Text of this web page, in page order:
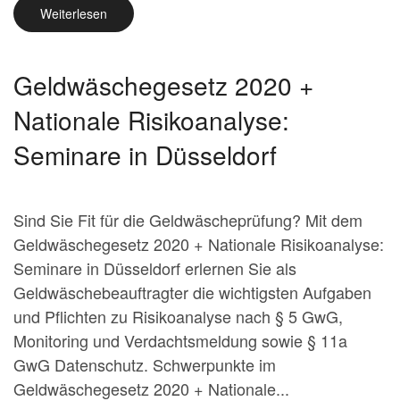
Weiterlesen
Geldwäschegesetz 2020 +
Nationale Risikoanalyse:
Seminare in Düsseldorf
Sind Sie Fit für die Geldwäscheprüfung? Mit dem
Geldwäschegesetz 2020 + Nationale Risikoanalyse:
Seminare in Düsseldorf erlernen Sie als
Geldwäschebeauftragter die wichtigsten Aufgaben
und Pflichten zu Risikoanalyse nach § 5 GwG,
Monitoring und Verdachtsmeldung sowie § 11a
GwG Datenschutz. Schwerpunkte im
Geldwäschegesetz 2020 + Nationale...